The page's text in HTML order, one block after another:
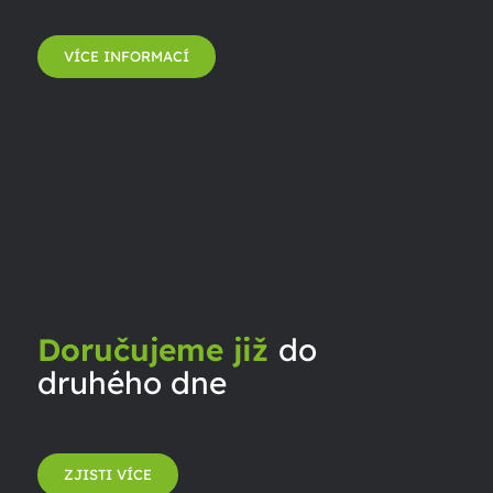
VÍCE INFORMACÍ
Doručujeme již do
druhého dne
ZJISTI VÍCE